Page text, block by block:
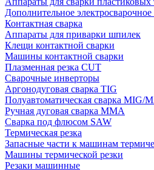
Дополнительное
Контактная сварка
Аппараты для приварки шпилек
Клещи контактной сварки
Машины контактной сварки
Плазменная резка CUT
Сварочные инверторы
Аргонодуговая сварка TIG
Полуавтоматическая сварка MIG/
Ручная дуговая сварка MMA
Сварка под флюсом SAW
Термическая резка
Запасные части к машинам
Машины термической резки
Резаки машинные